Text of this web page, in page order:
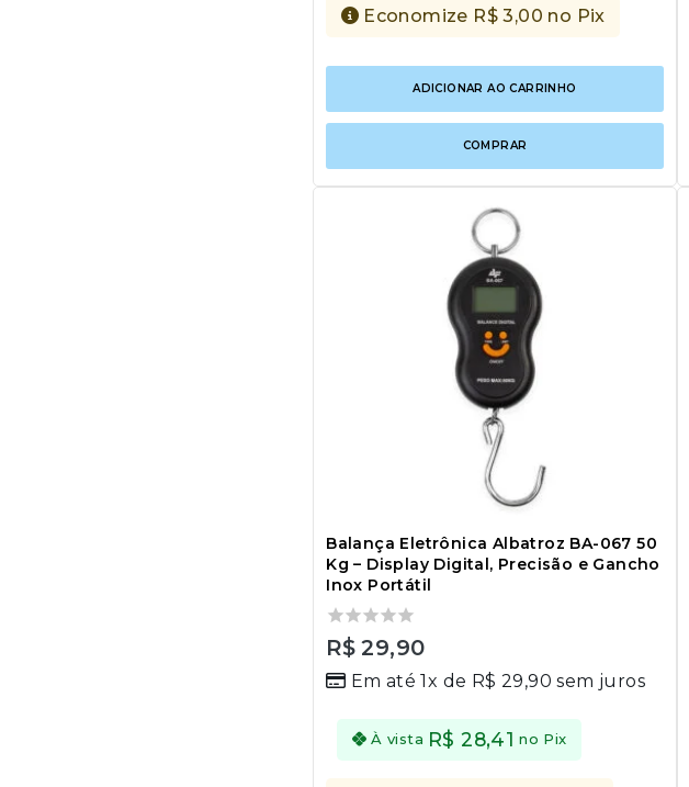
Economize R$3,00 no Pix
ADICIONAR AO CARRINHO
COMPRAR
Balança Eletrônica Albatroz BA-067 50
Kg – Display Digital, Precisão e Gancho
Inox Portátil
0
of
R$29,90
Em até 1x de R$29,90 sem juros
À vista R$28,41 no Pix